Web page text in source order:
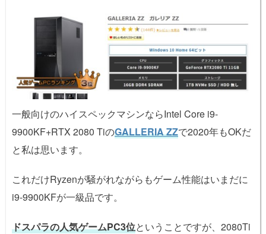
一般向けのハイスペックマシンならIntel Core i9-
9900KF+RTX 2080 TiのGALLERIA ZZで2020年もOKだ
と私は思います。
これだけRyzenが騒がれながらもゲーム性能はいまだに
i9-9900KFが一級品です。
ドスパラの人気ゲームPC3位ということですが、2080Ti